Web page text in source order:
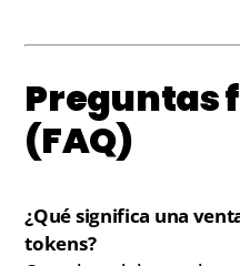
Preguntas
(FAQ)
¿Qué significa una
tokens?